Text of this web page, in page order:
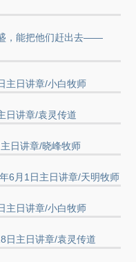
，能把他们赶出去——
日讲章/小白牧师
讲章/袁灵传道
日讲章/晓峰牧师
6月1日主日讲章/天明牧师
日讲章/小白牧师
主日讲章/袁灵传道